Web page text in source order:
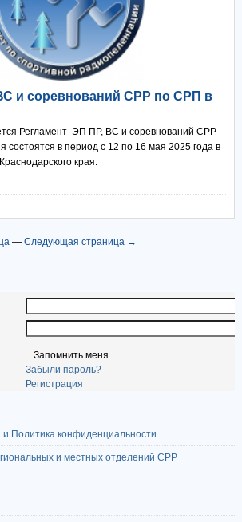
и соревнований СРР по СРП в
Регламент ЭП ПР, ВС и соревнований СРР
в период с 12 по 16 мая 2025 года в
края.
— Следующая страница →
Запомнить меня
Забыли пароль?
Регистрация
и Политика конфиденциальности
и местных отделений СРР